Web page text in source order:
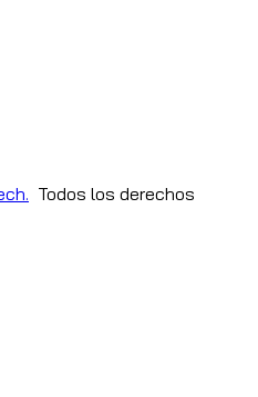
Todos los derechos